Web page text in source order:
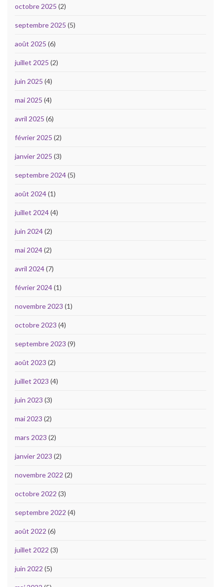
octobre 2025 (2)
septembre 2025 (5)
août 2025 (6)
juillet 2025 (2)
juin 2025 (4)
mai 2025 (4)
avril 2025 (6)
février 2025 (2)
janvier 2025 (3)
septembre 2024(5)
août 2024(1)
juillet 2024(4)
juin 2024(2)
mai 2024(2)
avril 2024(7)
février 2024(1)
novembre 2023 (1)
octobre 2023 (4)
septembre 2023 (9)
août 2023 (2)
juillet 2023 (4)
juin 2023 (3)
mai 2023 (2)
mars 2023 (2)
janvier 2023 (2)
novembre 2022 (2)
octobre 2022 (3)
septembre 2022 (4)
août 2022 (6)
juillet 2022 (3)
juin 2022 (5)